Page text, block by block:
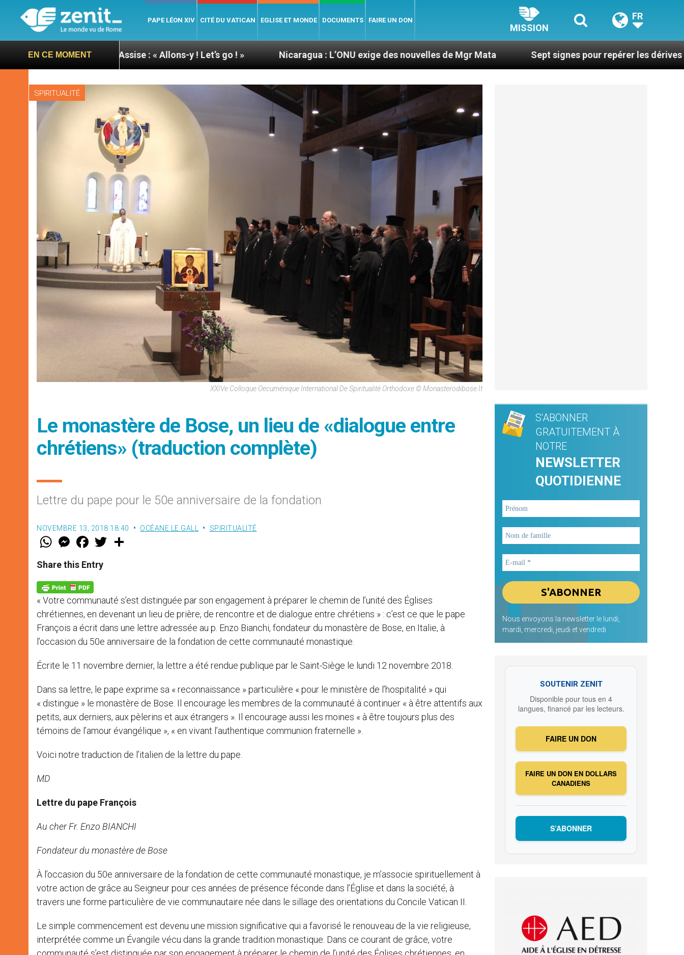
PAPE LÉON XIV CITÉ DU VATICAN EGLISE ET MONDE DOCUMENTS FAIRE UN DON
MISSION
FR
EN CE MOMENT
du pape à Assise : « Allons-y ! Let’s go ! » Nicaragua : L’ONU exige des nouvelles de Mgr Mata Sept signes pour repérer les dérives sectaires du
SPIRITUALITÉ
XXIVe Colloque Oecuménique International De Spiritualité Orthodoxe © Monasterodibose.it
Le monastère de Bose, un lieu de «dialogue entre
chrétiens» (traduction complète)
Lettre du pape pour le 50e anniversaire de la fondation
NOVEMBRE 13, 2018 18:40 OCÉANE LE GALL SPIRITUALITÉ
W
t
s
p
p
M
e
s
e
g
e
r
F
a
e
b
o
k
w
Share this Entry
« Votre communauté s’est distinguée par son engagement à préparer le chemin de l’unité des Églises
chrétiennes, en devenant un lieu de prière, de rencontre et de dialogue entre chrétiens » : c’est ce que le pape
François a écrit dans une lettre adressée au p. Enzo Bianchi, fondateur du monastère de Bose, en Italie, à
l’occasion du 50e anniversaire de la fondation de cette communauté monastique.
Écrite le 11 novembre dernier, la lettre a été rendue publique par le Saint-Siège le lundi 12 novembre 2018.
Dans sa lettre, le pape exprime sa « reconnaissance » particulière « pour le ministère de l’hospitalité » qui
« distingue » le monastère de Bose. Il encourage les membres de la communauté à continuer « à être attentifs aux
petits, aux derniers, aux pèlerins et aux étrangers ». Il encourage aussi les moines « à être toujours plus des
témoins de l’amour évangélique », « en vivant l’authentique communion fraternelle ».
Voici notre traduction de l’italien de la lettre du pape.
MD
Lettre du pape François
Au cherFr. Enzo BIANCHI
Fondateur du monastère de Bose
À l’occasion du 50e anniversaire de la fondation de cette communauté monastique, je m’associe spirituellement à
votre action de grâce au Seigneur pour ces années de présence féconde dans l’Église et dans la société, à
travers une forme particulière de vie communautaire née dans le sillage des orientations du Concile Vatican II.
Le simple commencement est devenu une mission significative qui a favorisé le renouveau de la vie religieuse,
interprétée comme un Évangile vécu dans la grande tradition monastique. Dans ce courant de grâce, votre
S'ABONNER
GRATUITEMENT À
NOTRE
NEWSLETTER
QUOTIDIENNE
Nous envoyons la newsletter le lundi,
mardi, mercredi, jeudi et vendredi
SOUTENIR ZENIT
Disponible pour tous en 4
langues, financé par les lecteurs.
FAIRE UN DON
FAIRE UN DON EN DOLLARS
CANADIENS
S’ABONNER